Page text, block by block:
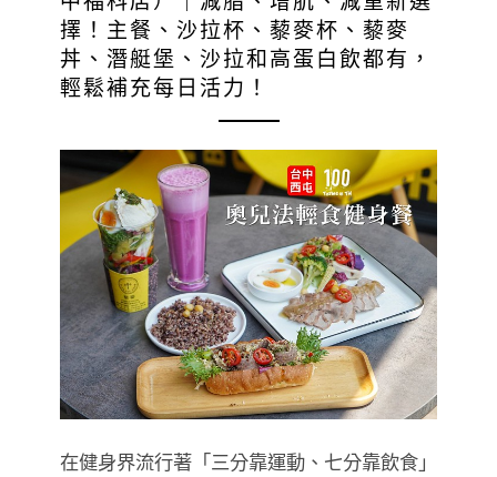
擇！主餐、沙拉杯、藜麥杯、藜麥
丼、潛艇堡、沙拉和高蛋白飲都有，
輕鬆補充每日活力！
在健身界流行著「三分靠運動、七分靠飲食」